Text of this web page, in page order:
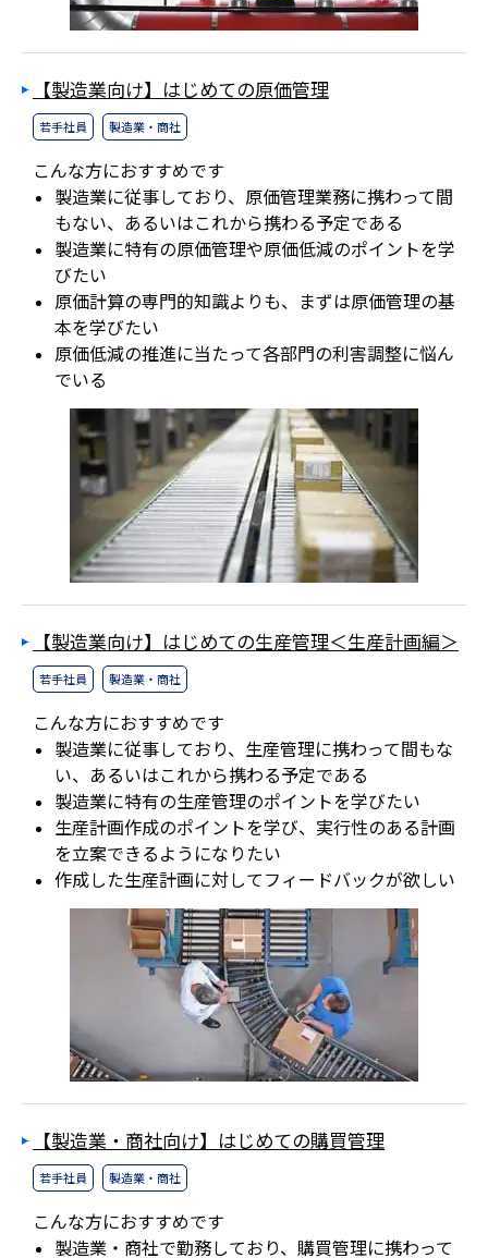
【製造業向け】はじめての原価管理
若手社員 製造業・商社
こんな方におすすめです
製造業に従事しており、原価管理業務に携わって間
もない、あるいはこれから携わる予定である
製造業に特有の原価管理や原価低減のポイントを学
びたい
原価計算の専門的知識よりも、まずは原価管理の基
本を学びたい
原価低減の推進に当たって各部門の利害調整に悩ん
でいる
【製造業向け】はじめての生産管理＜生産計画編＞
若手社員 製造業・商社
こんな方におすすめです
製造業に従事しており、生産管理に携わって間もな
い、あるいはこれから携わる予定である
製造業に特有の生産管理のポイントを学びたい
生産計画作成のポイントを学び、実行性のある計画
を立案できるようになりたい
作成した生産計画に対してフィードバックが欲しい
【製造業・商社向け】はじめての購買管理
若手社員 製造業・商社
こんな方におすすめです
製造業・商社で勤務しており、購買管理に携わって